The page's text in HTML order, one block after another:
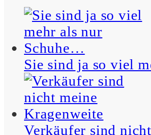
– Maximus
Ich bin ein natürlicher
Hypochonder, das ist das
G’sunde dabei.
– Betty
Sie sind ja so viel
Verkäufer sind